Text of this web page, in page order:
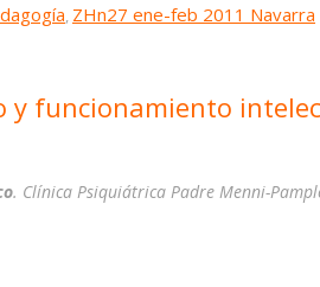
, ZHn27 ene-feb 2011 Navarra
y funcionamiento
. Clínica Psiquiátrica Padre Menni-